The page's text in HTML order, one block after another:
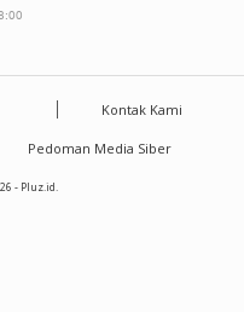
Kontak Kami
Pedoman Media Siber
- Pluz.id.